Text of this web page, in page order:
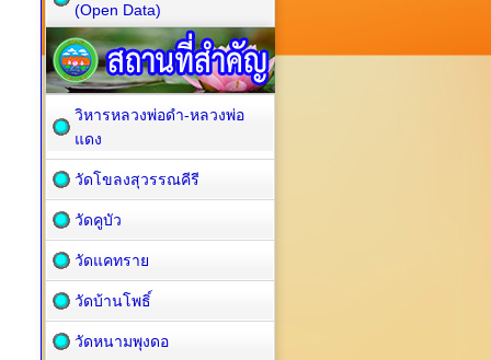
(Open Data)
วิหารหลวงพ่อดำ-หลวงพ่อ
แดง
วัดโขลงสุวรรณคีรี
วัดคูบัว
วัดแคทราย
วัดบ้านโพธิ์
วัดหนามพุงดอ